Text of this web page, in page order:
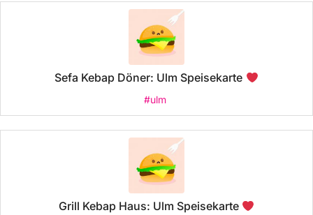
Sefa Kebap Döner: Ulm Speisekarte
#ulm
Grill Kebap Haus: Ulm Speisekarte